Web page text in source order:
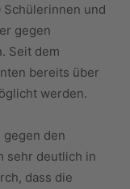
Schülerinnen und
gegen
Seit dem
bereits über
werden.
gegen den
sehr deutlich in
dass die